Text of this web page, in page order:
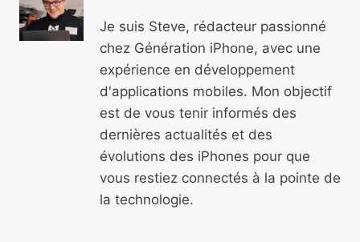
Je suis Steve, rédacteur passionné
chez Génération iPhone, avec une
expérience en développement
d'applications mobiles. Mon objectif
est de vous tenir informés des
dernières actualités et des
évolutions des iPhones pour que
vous restiez connectés à la pointe de
la technologie.